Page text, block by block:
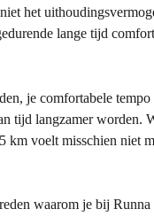
het
lange tijd
je comfortabele
tijd langzamer worden.
km voelt misschien niet
waarom je bij